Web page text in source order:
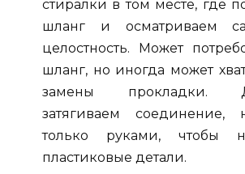
стиралки в том месте, где
шланг и осматриваем
целостность. Может
шланг, но иногда может
замены прокладки.
затягиваем соединение,
только руками, чтобы
пластиковые детали.